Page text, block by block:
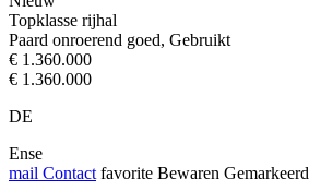
Topklasse rijhal
Paard onroerend goed, Gebruikt
€ 1.360.000
€ 1.360.000
DE
Ense
mail Contact favorite Bewaren Gemarkeerd